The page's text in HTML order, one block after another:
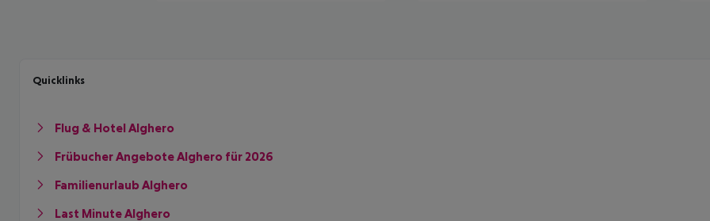
Quicklinks
Flug & Hotel Alghero
Frübucher Angebote Alghero für 2026
Familienurlaub Alghero
Last Minute Alghero